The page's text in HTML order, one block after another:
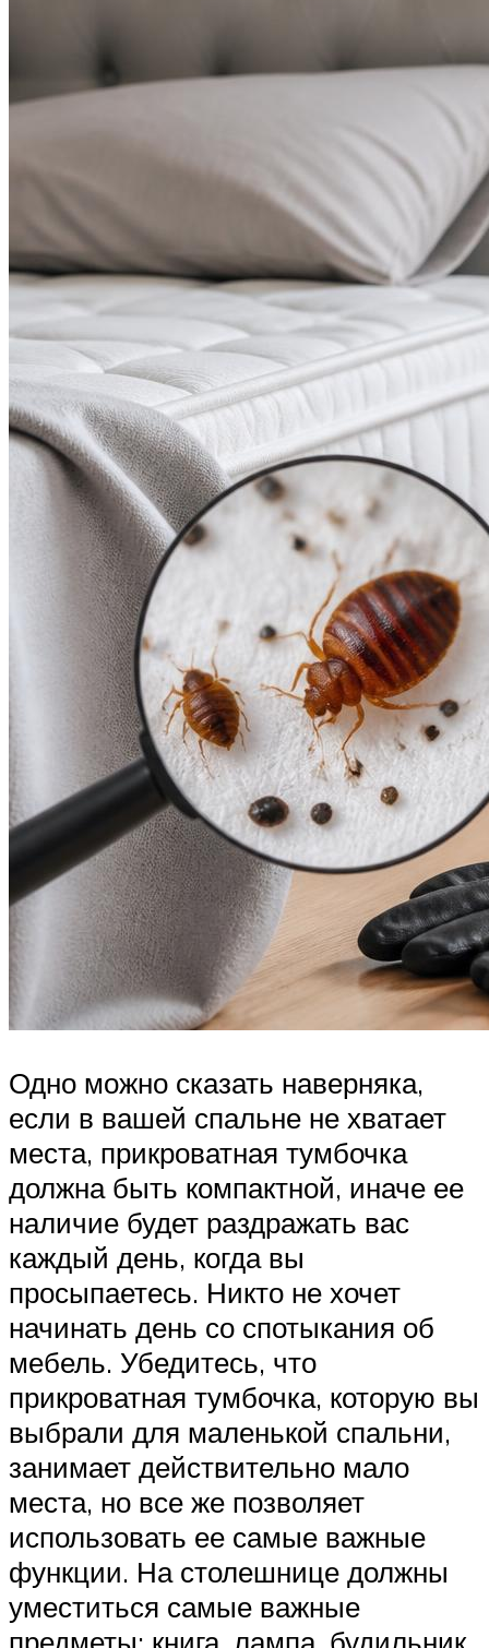
Одно можно сказать наверняка,
если в вашей спальне не хватает
места, прикроватная тумбочка
должна быть компактной, иначе ее
наличие будет раздражать вас
каждый день, когда вы
просыпаетесь. Никто не хочет
начинать день со спотыкания об
мебель. Убедитесь, что
прикроватная тумбочка, которую вы
выбрали для маленькой спальни,
занимает действительно мало
места, но все же позволяет
использовать ее самые важные
функции. На столешнице должны
уместиться самые важные
предметы: книга, лампа, будильник